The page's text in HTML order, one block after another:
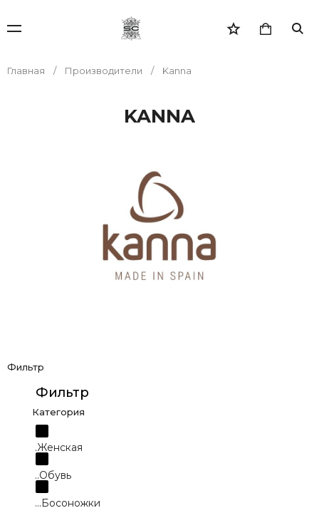
Главная Производители Kanna
KANNA
Фильтр
Фильтр
Категория
.Женская
..Обувь
...Босоножки